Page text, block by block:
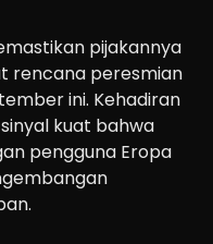
pijakannya
rencana peresmian
ini. Kehadiran
kuat bahwa
pengguna Eropa